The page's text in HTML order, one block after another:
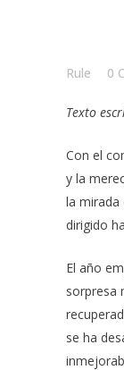
Rule
0
Texto
Con el
y la
la mirada
dirigido
El año
sorpresa
se ha